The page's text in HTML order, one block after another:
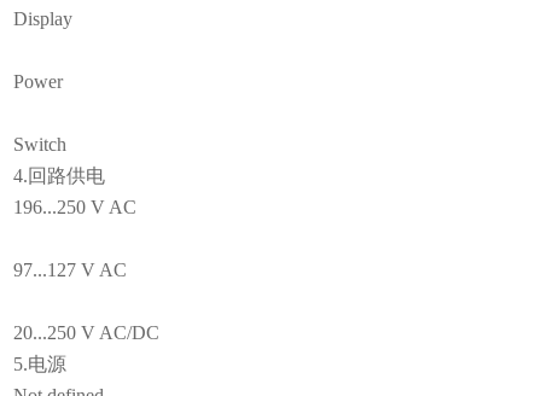
Display
Power
Switch
4.回路供电
196...250 V AC
97...127 V AC
20...250 V AC/DC
5.电源